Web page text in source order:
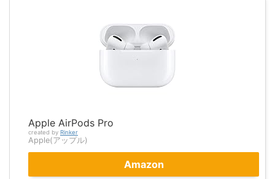
Apple AirPods Pro
created by Rinker
Apple(アップル)
Amazon